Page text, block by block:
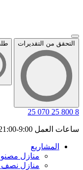
التحقق من التقديرات
8 800 25 070 25
ساعات العمل 9:00-21:00 بتوقيت موسكو
المشاريع
منازل
منازل نصف